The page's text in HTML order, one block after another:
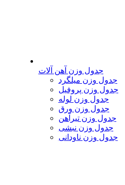
جدول وزن آهن آلات
جدول وزن میلگرد
جدول وزن پروفیل
جدول وزن لوله
جدول وزن ورق
جدول وزن تیرآهن
جدول وزن نبشی
جدول وزن ناودانی